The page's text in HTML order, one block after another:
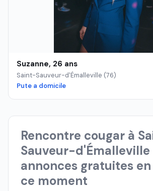
Rencontre cougar à
Sauveur-
annonces gratuites
ce moment
Suzanne, 26 ans
Saint-Sauveur-d'Émalleville (76)
Pute a domicile